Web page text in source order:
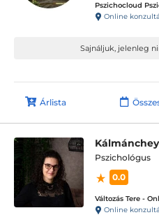
Online
Sajnáljuk, jelenleg
Árlista
Pszichológus
0.0
Változás Tere -
Online